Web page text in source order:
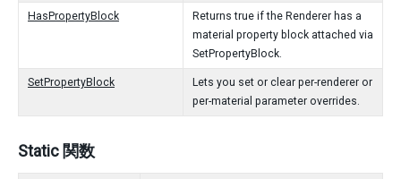
HasPropertyBlock
Returns true if the Renderer has a
material property block attached via
SetPropertyBlock.
SetPropertyBlock
Lets you set or clear per-renderer or
per-material parameter overrides.
Static 関数